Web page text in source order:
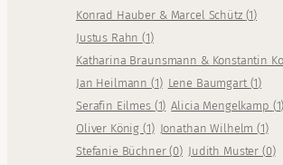
Konrad Hauber & Marcel Schütz (1)
Justus Rahn(1)
Katharina Braunsmann & Konstantin
Jan Heilmann(1) Lene Baumgart (1)
Serafin Eilmes (1) Alicia Mengelkamp (1)
Oliver König(1) Jonathan Wilhelm(1)
Stefanie Büchner(0) Judith Muster (0)